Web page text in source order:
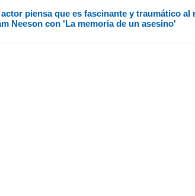
piensa que es fascinante y traumático
Neeson con 'La memoria de un asesino'